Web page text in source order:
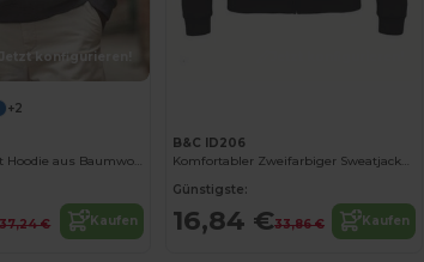
Jetzt konfigurieren!
+2
Kangaroo Pocket Hoodie aus Baumwolle für Herren
37,24 € Kaufen
B&C ID206
Komfortabler Zweifarbiger Sweatjacke ID206
Günstigste:
16,84 €33,86 € Kaufen